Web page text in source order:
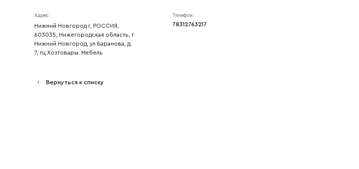
Адрес:
Нижний Новгород г, РОССИЯ,
603035, Нижегородская область, г
Нижний Новгород, ул Баранова, д.
7, тц Хозтовары. Мебель
Телефон:
78312763217
Вернуться к списку